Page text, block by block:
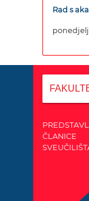
Rad s
ČLANICE